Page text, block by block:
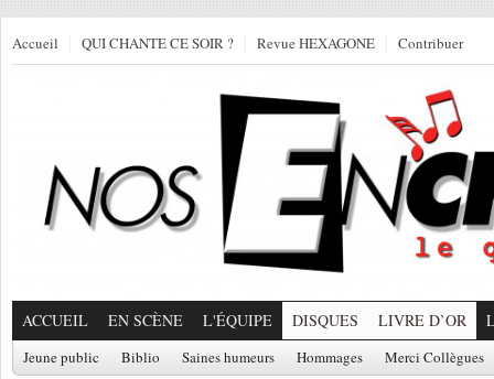
Accueil QUI CHANTE CE SOIR ? Revue HEXAGONE Contribuer
ACCUEIL EN SCÈNE L'ÉQUIPE DISQUES LIVRE D’OR
Jeune public Biblio Saines humeurs Hommages Merci Collègues